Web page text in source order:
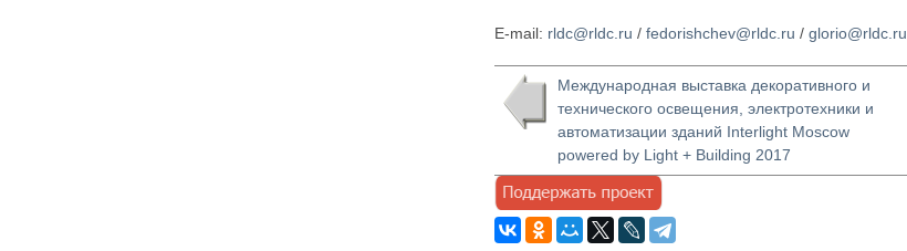
E-mail: rldc@rldc.ru /fedorishchev@rldc.ru /glorio@rldc.ru
Международная выставка декоративного и
технического освещения, электротехники и
автоматизации зданий Interlight Moscow
powered by Light + Building 2017